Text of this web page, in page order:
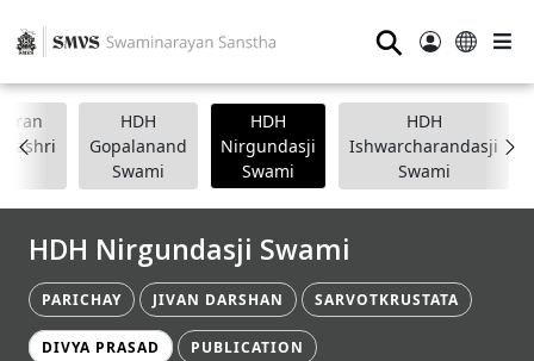
⚲
HDH
Gopalanand
Swami
HDH
Nirgundasji
Swami
HDH
Ishwarcharandasji
Swami
HDH Nirgundasji Swami
PARICHAY JIVAN DARSHAN SARVOTKRUSTATA
DIVYA PRASAD PUBLICATION